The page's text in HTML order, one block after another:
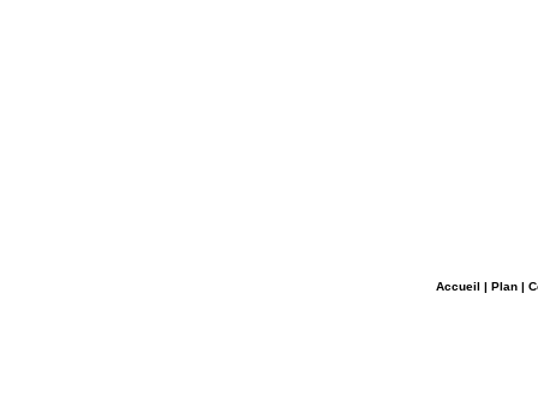
Accueil | Plan|